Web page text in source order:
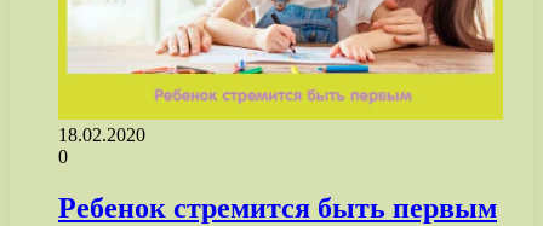
18.02.2020
0
Ребенок стремится быть первым